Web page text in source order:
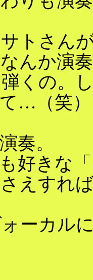
トさん
なんか演
くの。
…（笑）
奏。
好きな
さえす
ーカル